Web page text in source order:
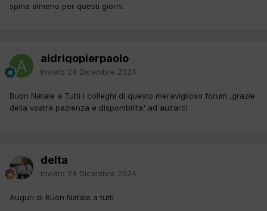
spina almeno per questi giorni.
aldrigopierpaolo
Inviato 24 Dicembre 2024
Buon Natale a Tutti i colleghi di questo meraviglioso forum ,grazie
della vostra pazienza e disponibilita' ad auitarci
delta
Inviato 24 Dicembre 2024
Auguri di Buon Natale a tutti